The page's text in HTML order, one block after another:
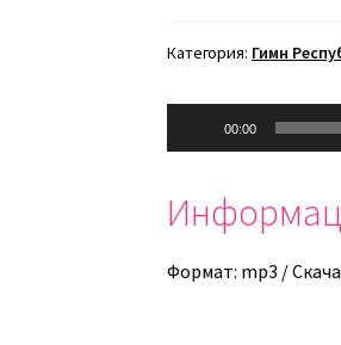
Категория: Гимн
00:00
Формат: mp3 /